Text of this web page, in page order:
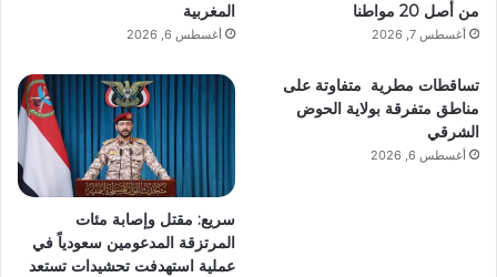
من أصل 20 مواطنا
أغسطس 7, 2026
المغربية
أغسطس 6, 2026
تساقطات مطرية متفاوتة على
مناطق متفرقة بولاية الحوض
الشرقي
أغسطس 6, 2026
سريع: مقتل وإصابة مئات
المرتزقة المدعومين سعودياً في
عملية استهدفت تحشيدات تستعد